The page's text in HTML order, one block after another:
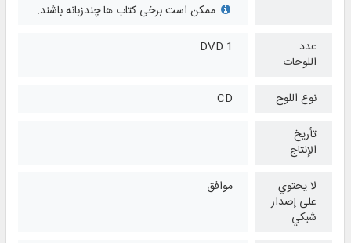
ممکن است برخی کتاب ها چندزبانه باشند.
عدد
اللوحات
1 DVD
نوع اللوح
CD
تأريخ
الإنتاج
لا يحتوي
على إصدار
شبكي
موافق